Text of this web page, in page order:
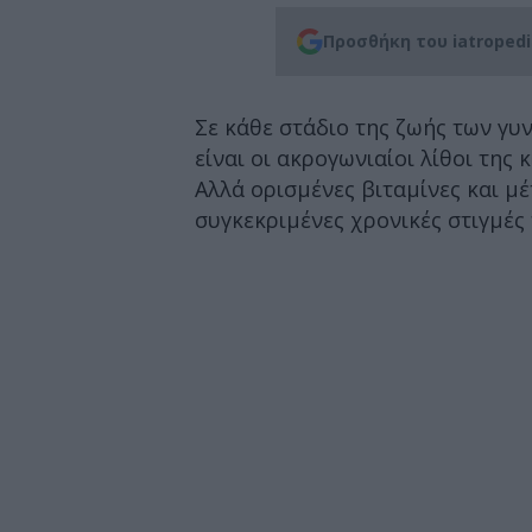
Προσθήκη του
Σε κάθε στάδιο της ζωής των
είναι οι ακρογωνιαίοι λίθοι της
Αλλά ορισμένες βιταμίνες και
συγκεκριμένες χρονικές